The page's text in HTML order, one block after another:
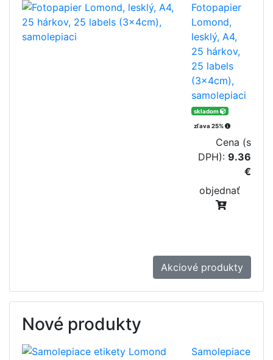
Fotopapier
Lomond,
lesklý, A4,
25 hárkov,
25 labels
(3x4cm),
samolepiaci
skladom
zľava 25%
Cena (s
DPH): 9.36
€
objednať
Akciové produkty
Nové produkty
Samolepiace